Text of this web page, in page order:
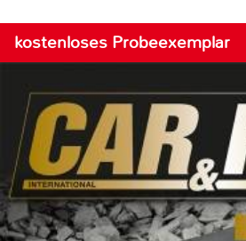
kostenloses Probeexemplar